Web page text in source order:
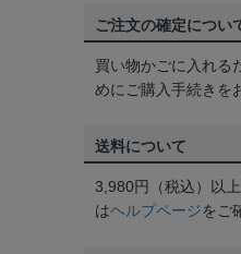
ご注文の確定につい
買い物かごに入れる
めにご購入手続きを
送料について
3,980円（税込）以
はヘルプページをご